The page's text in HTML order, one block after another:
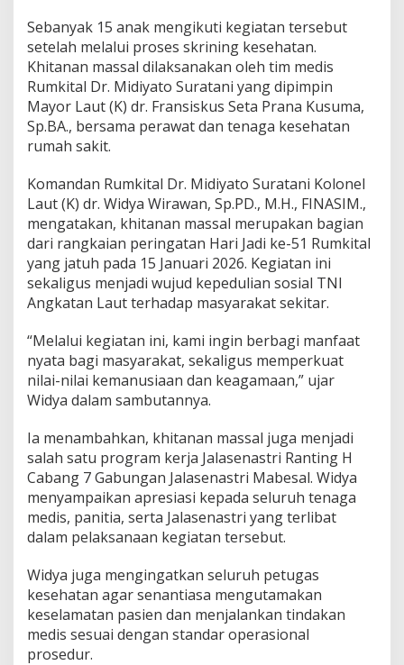
r
K
h
i
t
a
n
a
a
s
s
a
l
Sebanyak 15 anak mengikuti kegiatan tersebut
setelah melalui proses skrining kesehatan.
Khitanan massal dilaksanakan oleh tim medis
Rumkital Dr. Midiyato Suratani yang dipimpin
Mayor Laut (K) dr. Fransiskus Seta Prana Kusuma,
Sp.BA., bersama perawat dan tenaga kesehatan
rumah sakit.
Komandan Rumkital Dr. Midiyato Suratani Kolonel
Laut (K) dr. Widya Wirawan, Sp.PD., M.H., FINASIM.,
mengatakan, khitanan massal merupakan bagian
dari rangkaian peringatan Hari Jadi ke-51 Rumkital
yang jatuh pada 15 Januari 2026. Kegiatan ini
sekaligus menjadi wujud kepedulian sosial TNI
Angkatan Laut terhadap masyarakat sekitar.
“Melalui kegiatan ini, kami ingin berbagi manfaat
nyata bagi masyarakat, sekaligus memperkuat
nilai-nilai kemanusiaan dan keagamaan,” ujar
Widya dalam sambutannya.
Ia menambahkan, khitanan massal juga menjadi
salah satu program kerja Jalasenastri Ranting H
Cabang 7 Gabungan Jalasenastri Mabesal. Widya
menyampaikan apresiasi kepada seluruh tenaga
medis, panitia, serta Jalasenastri yang terlibat
dalam pelaksanaan kegiatan tersebut.
Widya juga mengingatkan seluruh petugas
kesehatan agar senantiasa mengutamakan
keselamatan pasien dan menjalankan tindakan
medis sesuai dengan standar operasional
prosedur.